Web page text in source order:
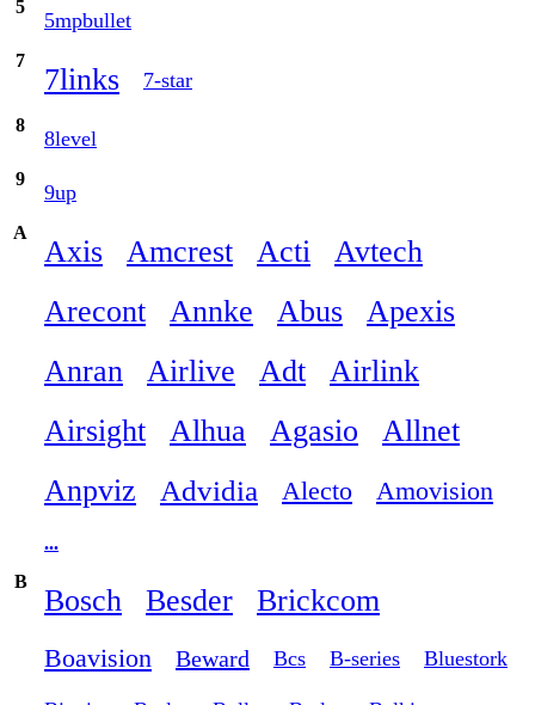
5
5mpbullet
7
7links 7-star
8
8level
9
9up
A
Axis Amcrest Acti
Avtech
Arecont
Annke Abus
Apexis
Anran
Airlive Adt
Airlink
Airsight
Alhua Agasio
Allnet
Anpviz
Advidia Alecto Amovision
...
B
Bosch Besder Brickcom
Boavision Beward Bcs B-series Bluestork